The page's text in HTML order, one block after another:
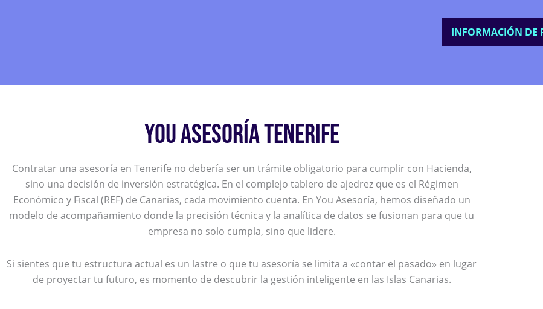
INFORMACIÓN DE
YOU ASESORÍA TENERIFE
Contratar una asesoría en Tenerife no debería ser un trámite obligatorio para cumplir con Hacienda,
sino una decisión de inversión estratégica. En el complejo tablero de ajedrez que es el Régimen
Económico y Fiscal (REF) de Canarias, cada movimiento cuenta. En You Asesoría, hemos diseñado un
modelo de acompañamiento donde la precisión técnica y la analítica de datos se fusionan para que tu
empresa no solo cumpla, sino que lidere.
Si sientes que tu estructura actual es un lastre o que tu asesoría se limita a «contar el pasado» en lugar
de proyectar tu futuro, es momento de descubrir la gestión inteligente en las Islas Canarias.